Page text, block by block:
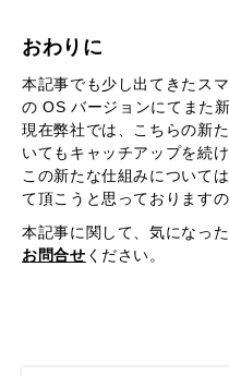
おわりに
本記事でも少し出てきたス
の OS バージョンにてまた
現在弊社では、こちらの新
いてもキャッチアップを続け
この新たな仕組みについて
て頂こうと思っております
本記事に関して、気になっ
お問合せ ください。